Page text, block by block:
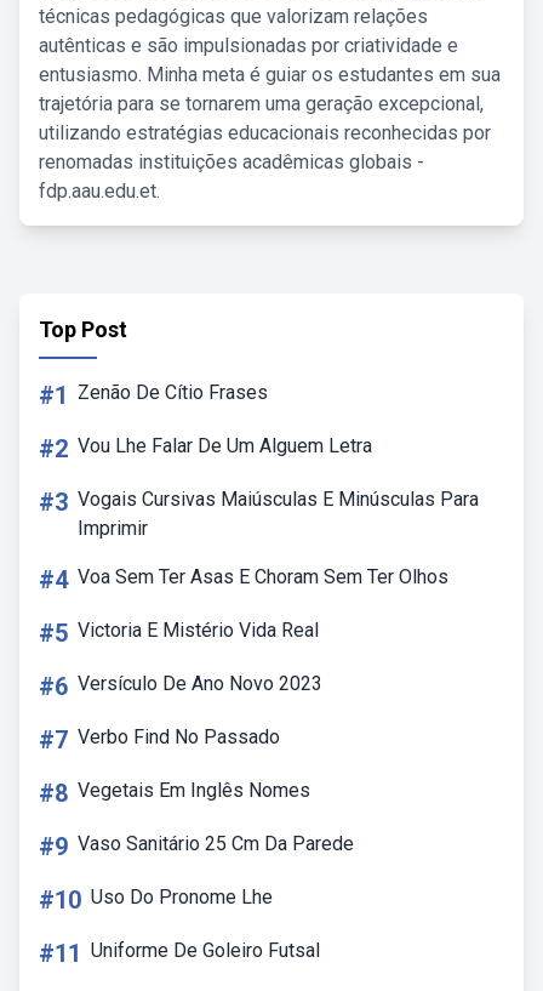
técnicas pedagógicas que valorizam relações
autênticas e são impulsionadas por criatividade e
entusiasmo. Minha meta é guiar os estudantes em sua
trajetória para se tornarem uma geração excepcional,
utilizando estratégias educacionais reconhecidas por
renomadas instituições acadêmicas globais -
fdp.aau.edu.et.
Top Post
#1 Zenão De Cítio Frases
#2 Vou Lhe Falar De Um Alguem Letra
#3 Vogais Cursivas Maiúsculas E Minúsculas Para
Imprimir
#4 Voa Sem Ter Asas E Choram Sem Ter Olhos
#5 Victoria E Mistério Vida Real
#6 Versículo De Ano Novo 2023
#7 Verbo Find No Passado
#8 Vegetais Em Inglês Nomes
#9 Vaso Sanitário 25 Cm Da Parede
#10 Uso Do Pronome Lhe
#11 Uniforme De Goleiro Futsal